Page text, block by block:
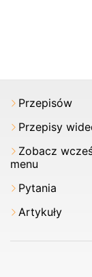
Przepisów
Przepisy
Zobacz
menu
Pytania
Artykuły